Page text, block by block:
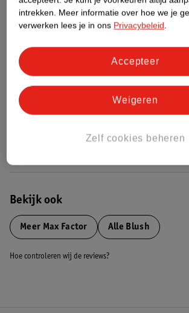
Etiketinformatie
Nature Impact Score
Meer informatie
Bekijk ook
Meer Max Factor Alle Blush
Hoe controleren wij de reviews?
intrekken. Meer informatie over hoe we je
verwerken lees je in ons Privacybeleid.
Zelf cookies beheren
Weigeren
Accepteer